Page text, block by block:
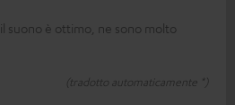
suono è ottimo, ne sono molto
(tradotto automaticamente *)